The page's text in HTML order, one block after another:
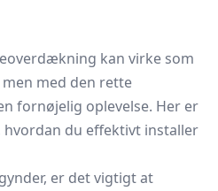
kan virke som
med den rette
fornøjelig oplevelse. Her er
hvordan du effektivt installer
er det vigtigt at